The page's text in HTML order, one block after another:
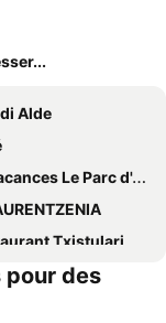
Alde
Le Parc d'Arradoy
Txistulari
du Fronton
des